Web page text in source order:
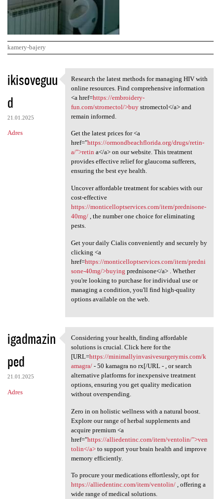
kamery-bajery
K
o
m
e
n
ikisoveguu
d
21.01.2025
Adres
Research the latest methods
Research the latest methods for managing HIV with
online resources. Find comprehensive information
<a href=https://embroidery-
fun.com/stromectol/>buystromectol</a> and
remain informed.
Get the latest prices for <a
href="https://ormondbeachflorida.org/drugs/retin-
a/">retin a</a> on our website. This treatment
provides effective relief for glaucoma sufferers,
ensuring the best eye health.
Uncover affordable treatment for scabies with our
cost-effective
https://monticelloptservices.com/item/prednisone-
40mg/, the number one choice for eliminating
pests.
Get your daily Cialis conveniently and securely by
clicking <a
href=https://monticelloptservices.com/item/predni
sone-40mg/>buying prednisone</a> . Whether
you're looking to purchase for individual use or
managing a condition, you'll find high-quality
options available on the web.
igadmazin
ped
21.01.2025
Adres
Considering your health,
Considering your health, finding affordable
solutions is crucial. Click here for the
[URL=https://minimallyinvasivesurgerymis.com/k
amagra/- 50 kamagra no rx[/URL - , or search
alternative platforms for inexpensive treatment
options, ensuring you get quality medication
without overspending.
Zero in on holistic wellness with a natural boost.
Explore our range of herbal supplements and
acquire premium <a
href="https://alliedentinc.com/item/ventolin/">ven
tolin</a>to support your brain health and improve
memory efficiently.
To procure your medications effortlessly, opt for
https://alliedentinc.com/item/ventolin/, offering a
wide range of medical solutions.